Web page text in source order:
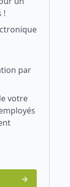
!
par
votre